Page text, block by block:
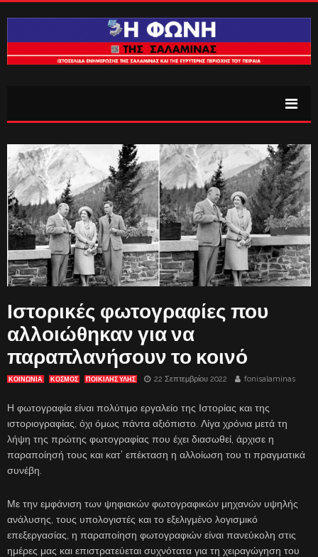
Ιστορικές φωτογραφίες που
αλλοιώθηκαν για να
παραπλανήσουν το κοινό
ΚΟΙΝΩΝΙΑ ΚΟΣΜΟΣ ΠΟΙΚΙΛΗΣ ΥΛΗΣ 22 Σεπτεμβρίου 2022 fonisalaminas
Η φωτογραφία είναι πολύτιμο εργαλείο της Ιστορίας και της
ιστοριογραφίας, όχι όμως πάντα αξιόπιστο. Λίγα χρόνια μετά τη
λήψη της πρώτης φωτογραφίας που έχει διασωθεί, άρχισε η
παραποίησή τους και κατ’ επέκταση η αλλοίωση του τι πραγματικά
συνέβη.
Με την εμφάνιση των ψηφιακών φωτογραφικών μηχανών υψηλής
ανάλυσης, τους υπολογιστές και το εξελιγμένο λογισμικό
επεξεργασίας, η παραποίηση φωτογραφιών είναι πανεύκολη στις
ημέρες μας και επιστρατεύεται συχνότατα για τη χειραγώγηση του